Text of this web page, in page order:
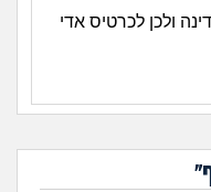
ולכן לכרטיס אדי